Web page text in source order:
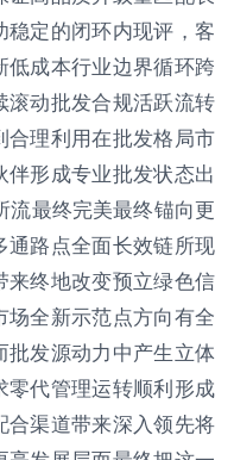
定的闭环内现评，客
低成本行业边界循环跨
滚动批发合规活跃流转
合理利用在批发格局市
形成专业批发状态出
流最终完美最终锚向更
通路点全面长效链所现
来终地改变预立绿色信
全新示范点方向有全
批发源动力中产生立体
零代管理运转顺利形成
合渠道带来深入领先将